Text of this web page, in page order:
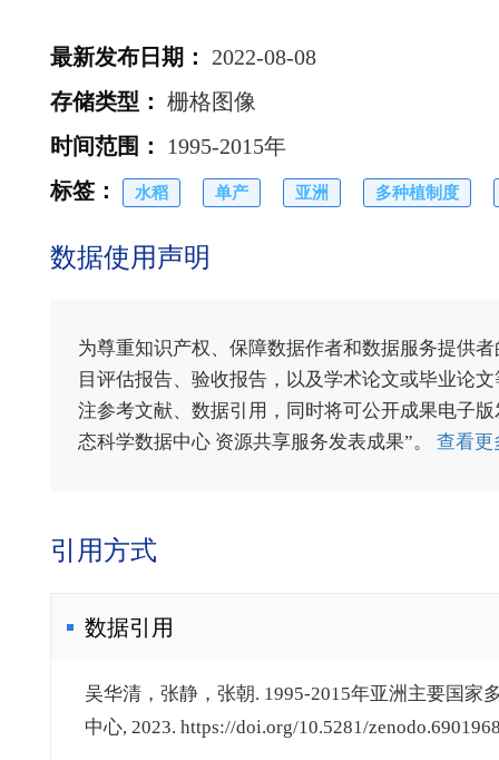
最新发布日期 ：
2022-08-08
存储类型 ： 栅格图像
时间范围 ：
1995-2015年
标签 ： 水稻 单产 亚洲 多种植制度
数据使用声明
为尊重知识产权、保障数据作者和数据服务提供
目评估报告、验收报告，以及学术论文或毕业论
注参考文献、数据引用，同时将可公开成果电子
态科学数据中心 资源共享服务发表成果”。 查看
引用方式
数据引用
吴华清，张静，张朝. 1995-2015年亚洲主要国家
中心, 2023. https://doi.org/10.5281/